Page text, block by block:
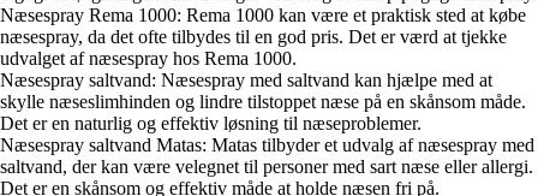
Næsespray Rema 1000: Rema 1000 kan være et praktisk sted at købe
næsespray, da det ofte tilbydes til en god pris. Det er værd at tjekke
udvalget af næsespray hos Rema 1000.
Næsespray saltvand: Næsespray med saltvand kan hjælpe med at
skylle næseslimhinden og lindre tilstoppet næse på en skånsom måde.
Det er en naturlig og effektiv løsning til næseproblemer.
Næsespray saltvand Matas: Matas tilbyder et udvalg af næsespray med
saltvand, der kan være velegnet til personer med sart næse eller allergi.
Det er en skånsom og effektiv måde at holde næsen fri på.